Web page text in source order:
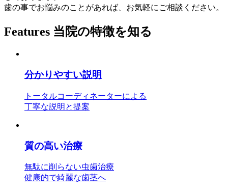
歯の事でお悩みのことがあれば、お気軽にご相談ください。
Features 当院の特徴を知る
分かりやすい説明
トータルコーディネーターによる
丁寧な説明と提案
質の高い治療
無駄に削らない虫歯治療
健康的で綺麗な歯茎へ